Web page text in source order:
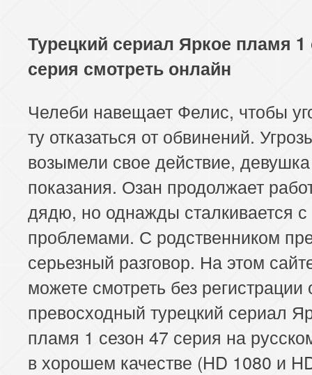
Турецкий сериал Яркое пламя 1
серия смотреть онлайн
Челеби навещает Фелис, чтобы
ту отказаться от обвинений.
возымели свое действие,
показания. Озан продолжает
дядю, но однажды сталкивается с
проблемами. С родственником
серьезный разговор. На этом
можете смотреть без регистрации
превосходный турецкий сериал
пламя 1 сезон 47 серия на
в хорошем качестве (HD 1080 и